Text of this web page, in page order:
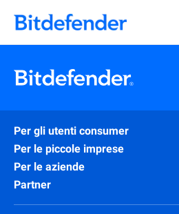
Per gli utenti consumer
Per le piccole imprese
Per le aziende
Partner